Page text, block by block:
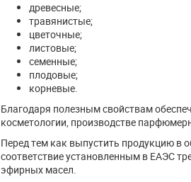
древесные;
травянистые;
цветочные;
листовые;
семенные;
плодовые;
корневые.
Благодаря полезным свойствам
косметологии, производстве
Перед тем как выпустить продукцию в
соответствие установленным в ЕАЭС
эфирных масел.